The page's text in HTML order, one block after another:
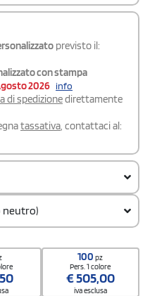
previsto il:
con stampa
2026 info
di spedizionedirettamente
tassativa, contattaci al:
neutro)
100pz
Pers. 1 colore
€505,00
iva esclusa